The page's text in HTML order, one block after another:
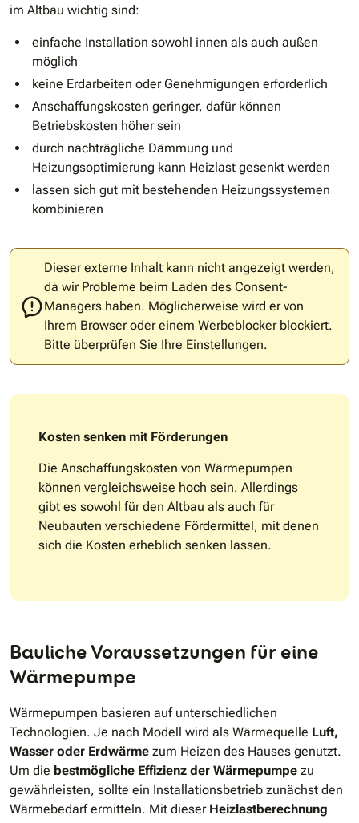
im Altbau wichtig sind:
einfache Installation sowohl innen als auch außen
möglich
keine Erdarbeiten oder Genehmigungen erforderlich
Anschaffungskosten geringer, dafür können
Betriebskosten höher sein
durch nachträgliche Dämmung und
Heizungsoptimierung kann Heizlast gesenkt werden
lassen sich gut mit bestehenden Heizungssystemen
kombinieren
Dieser externe Inhalt kann nicht angezeigt werden,
da wir Probleme beim Laden des Consent-
Managers haben. Möglicherweise wird er von
Ihrem Browser oder einem Werbeblocker blockiert.
Bitte überprüfen Sie Ihre Einstellungen.
Kosten senken mit Förderungen
Die Anschaffungskosten von Wärmepumpen
können vergleichsweise hoch sein. Allerdings
gibt es sowohl für den Altbau als auch für
Neubauten verschiedene Fördermittel, mit denen
sich die Kosten erheblich senken lassen.
Bauliche Voraussetzungen für eine
Wärmepumpe
Wärmepumpen basieren auf unterschiedlichen
Technologien. Je nach Modell wird als Wärmequelle Luft,
Wasser oder Erdwärme zum Heizen des Hauses genutzt.
Um die bestmögliche Effizienz der Wärmepumpe zu
gewährleisten, sollte ein Installationsbetrieb zunächst den
Wärmebedarf ermitteln. Mit dieser Heizlastberechnung